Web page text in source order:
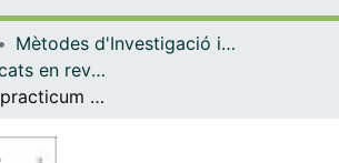
Navega per tot el DD
Mètodes d'Investigació i Diagnòstic en Educació
Articles publicats en revistes (Mètodes d'Investigació i Diagnòstic en Educació)
Elements del practicum que afavoreixen la transferència de competències